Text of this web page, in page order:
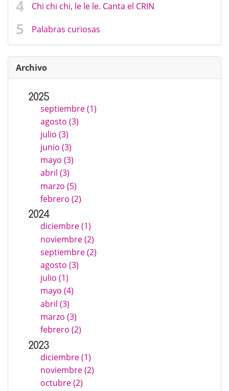
Chi chi chi, le le le. Canta el CRIN
Palabras curiosas
Archivo
2025
septiembre (1)
agosto (3)
julio (3)
junio (3)
mayo (3)
abril (3)
marzo (5)
febrero (2)
2024
diciembre (1)
noviembre (2)
septiembre (2)
agosto (3)
julio (1)
mayo (4)
abril (3)
marzo (3)
febrero (2)
2023
diciembre (1)
noviembre (2)
octubre (2)